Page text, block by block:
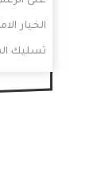
الخيار
تسليك